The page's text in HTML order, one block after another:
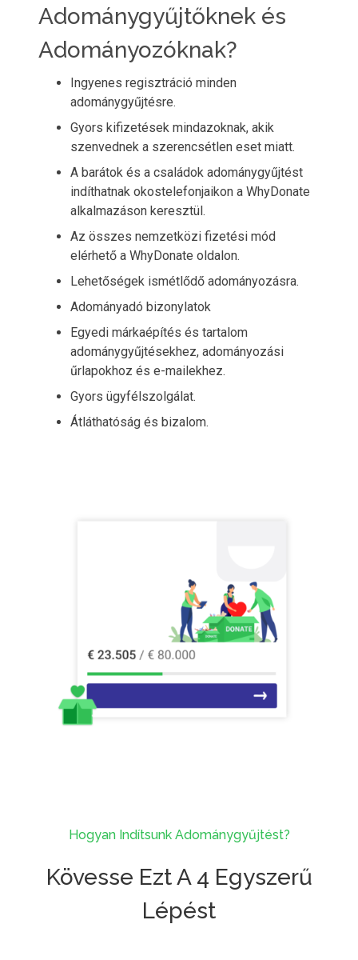
Adománygyűjtőknek és
Adományozóknak?
Ingyenes regisztráció minden
adománygyűjtésre.
Gyors kifizetések mindazoknak, akik
szenvednek a szerencsétlen eset miatt.
A barátok és a családok adománygyűjtést
indíthatnak okostelefonjaikon a WhyDonate
alkalmazáson keresztül.
Az összes nemzetközi fizetési mód
elérhető a WhyDonate oldalon.
Lehetőségek ismétlődő adományozásra.
Adományadó bizonylatok
Egyedi márkaépítés és tartalom
adománygyűjtésekhez, adományozási
űrlapokhoz és e-mailekhez.
Gyors ügyfélszolgálat.
Átláthatóság és bizalom.
Hogyan Indítsunk Adománygyűjtést?
Kövesse Ezt A 4 Egyszerű
Lépést